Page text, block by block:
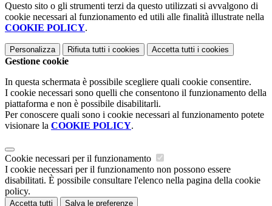
Questo sito o gli strumenti terzi da questo utilizzati si avvalgono di
cookie necessari al funzionamento ed utili alle finalità illustrate nella
COOKIE POLICY.
Personalizza Rifiuta tutti i cookies Accetta tutti i cookies
Gestione cookie
In questa schermata è possibile scegliere quali cookie consentire.
I cookie necessari sono quelli che consentono il funzionamento della
piattaforma e non è possibile disabilitarli.
Per conoscere quali sono i cookie necessari al funzionamento potete
visionare la COOKIE POLICY.
Cookie necessari per il funzionamento
I cookie necessari per il funzionamento non possono essere
disabilitati. È possibile consultare l'elenco nella pagina della cookie
policy.
Accetta tutti Salva le preferenze